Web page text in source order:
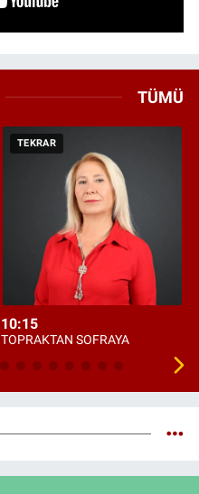
TÜMÜ
TEKRAR
10:15
TOPRAKTAN SOFRAYA